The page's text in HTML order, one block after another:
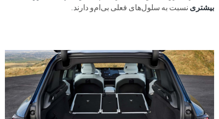
بیشتری نسبت به سلول‌های فعلی بی‌ام‌و دارند.